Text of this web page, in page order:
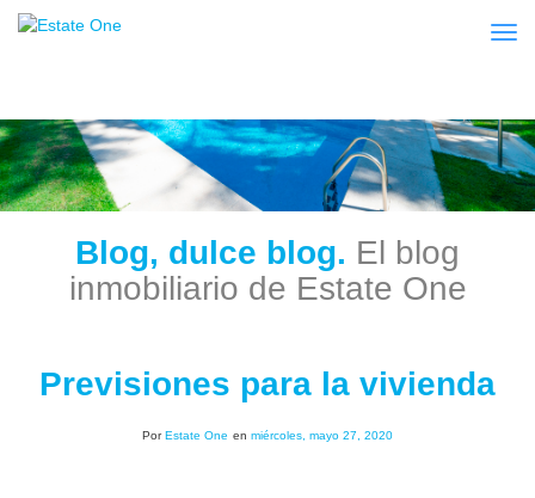
Blog, dulce blog. El blog
inmobiliario de Estate One
Previsiones para la vivienda
PorEstate One en miércoles, mayo 27, 2020